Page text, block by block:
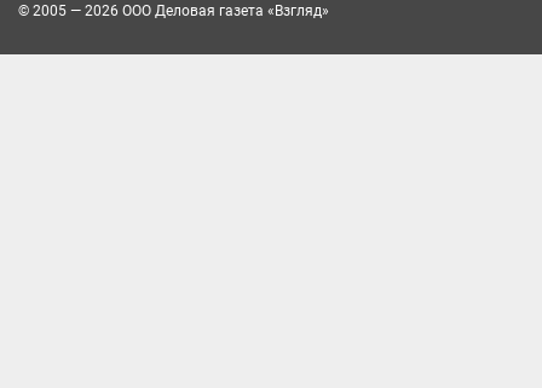
© 2005 — 2026 ООО Деловая газета «Взгляд»